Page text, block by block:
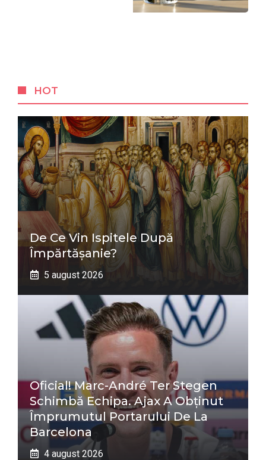
HOT
De Ce Vin Ispitele După
Împărtășanie?
5 august 2026
Oficial! Marc-André Ter Stegen
Schimbă Echipa. Ajax A Obținut
Împrumutul Portarului De La
Barcelona
4 august 2026